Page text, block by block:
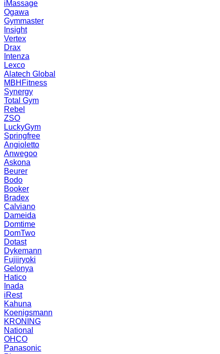
iMassage
Ogawa
Gymmaster
Insight
Vertex
Drax
Intenza
Lexco
Alatech Global
MBHFitness
Synergy
Total Gym
Rebel
ZSO
LuckyGym
Springfree
Angioletto
Anwegoo
Askona
Beurer
Bodo
Booker
Bradex
Calviano
Dameida
Domtime
DomTwo
Dotast
Dykemann
Fujiiryoki
Gelonya
Hatico
Inada
iRest
Kahuna
Koenigsmann
KRONING
National
OHCO
Panasonic